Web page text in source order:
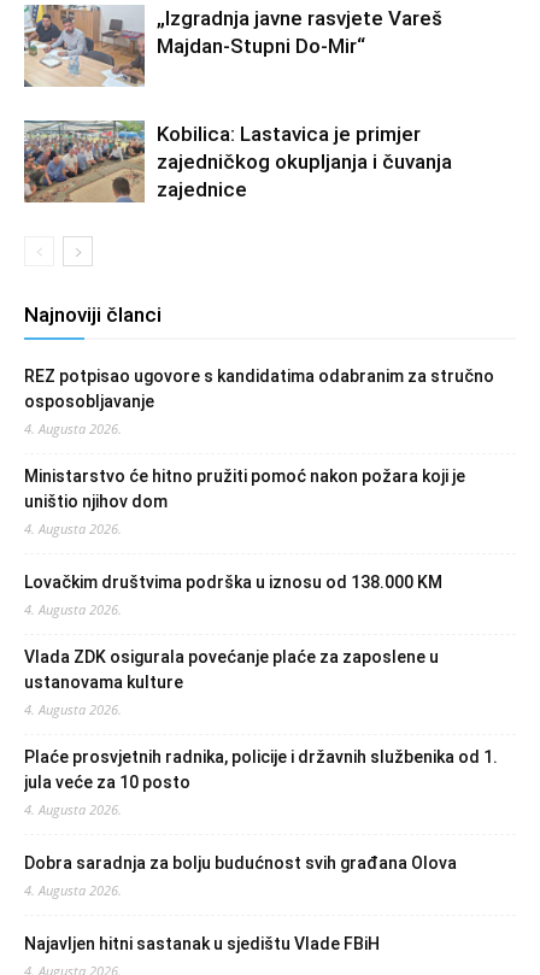
„Izgradnja javne rasvjete Vareš
Majdan-Stupni Do-Mir“
Kobilica: Lastavica je primjer
zajedničkog okupljanja i čuvanja
zajednice
Najnoviji članci
REZ potpisao ugovore s kandidatima odabranim za stručno
osposobljavanje
4. Augusta 2026.
Ministarstvo će hitno pružiti pomoć nakon požara koji je
uništio njihov dom
4. Augusta 2026.
Lovačkim društvima podrška u iznosu od 138.000 KM
4. Augusta 2026.
Vlada ZDK osigurala povećanje plaće za zaposlene u
ustanovama kulture
4. Augusta 2026.
Plaće prosvjetnih radnika, policije i državnih službenika od 1.
jula veće za 10 posto
4. Augusta 2026.
Dobra saradnja za bolju budućnost svih građana Olova
4. Augusta 2026.
Najavljen hitni sastanak u sjedištu Vlade FBiH
4. Augusta 2026.